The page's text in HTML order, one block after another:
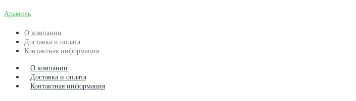
Арамиль
О компании
Доставка и оплата
Контактная информация
О компании
Доставка и оплата
Контактная информация